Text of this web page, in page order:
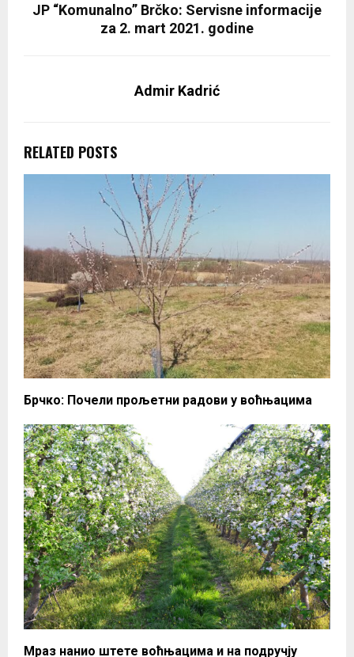
JP “Komunalno” Brčko: Servisne informacije
za 2. mart 2021. godine
Admir Kadrić
RELATED POSTS
Брчко: Почели прољетни радови у воћњацима
Мраз нанио штете воћњацима и на подручју